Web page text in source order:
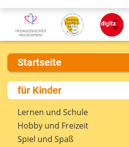
Startseite
Über uns
Presse
Kontakt
Impressum
Internet-ABC Sitemap
für Kinder
Lernen und Schule
Hobby und Freizeit
Spiel und Spaß